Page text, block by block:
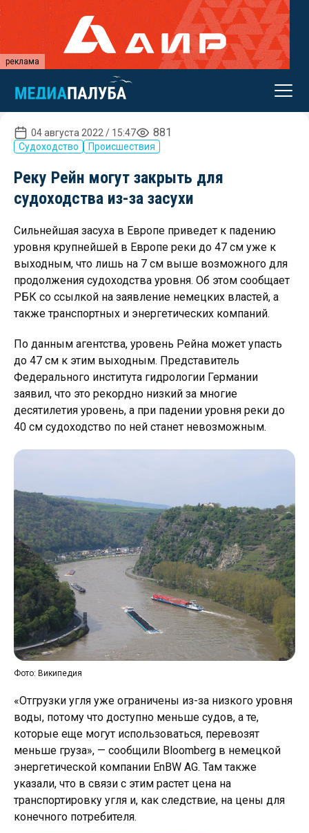
реклама
04 августа 2022 / 15:47 881
Судоходство Происшествия
Реку Рейн могут закрыть для
судоходства из-за засухи
Сильнейшая засуха в Европе приведет к падению
уровня крупнейшей в Европе реки до 47 см уже к
выходным, что лишь на 7 см выше возможного для
продолжения судоходства уровня. Об этом сообщает
РБК со ссылкой на заявление немецких властей, а
также транспортных и энергетических компаний.
По данным агентства, уровень Рейна может упасть
до 47 см к этим выходным. Представитель
Федерального института гидрологии Германии
заявил, что это рекордно низкий за многие
десятилетия уровень, а при падении уровня реки до
40 см судоходство по ней станет невозможным.
Фото: Википедия
«Отгрузки угля уже ограничены из-за низкого уровня
воды, потому что доступно меньше судов, а те,
которые еще могут использоваться, перевозят
меньше груза», — сообщили Bloomberg в немецкой
энергетической компании EnBW AG. Там также
указали, что в связи с этим растет цена на
транспортировку угля и, как следствие, на цены для
конечного потребителя.